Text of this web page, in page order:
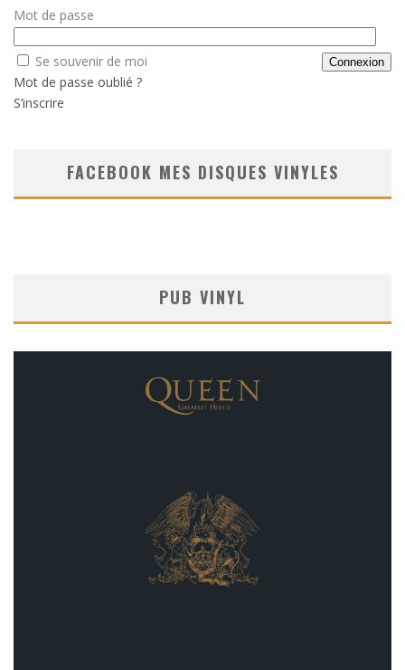
Mot de passe
Se souvenir de moi
Mot de passe oublié ?
S’inscrire
FACEBOOK MES DISQUES VINYLES
PUB VINYL